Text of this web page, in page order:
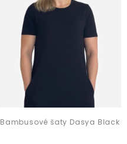
Bambusové šaty Dasya Black